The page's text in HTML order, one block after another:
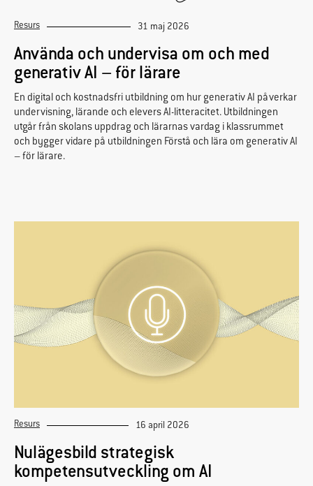
Resurs 31 maj 2026
Använda och undervisa om och med
generativ AI – för lärare
En digital och kostnadsfri utbildning om hur generativ AI påverkar
undervisning, lärande och elevers AI-litteracitet. Utbildningen
utgår från skolans uppdrag och lärarnas vardag i klassrummet
och bygger vidare på utbildningen Förstå och lära om generativ AI
– för lärare.
Resurs 16 april 2026
Nulägesbild strategisk
kompetensutveckling om AI